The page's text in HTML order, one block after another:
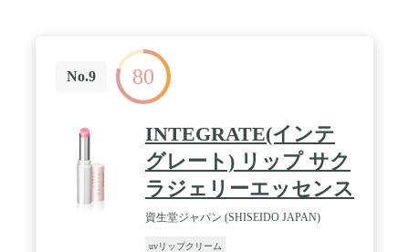
No.9 80
INTEGRATE(インテ
グレート) リップ サク
ラジェリーエッセンス
資生堂ジャパン (SHISEIDO JAPAN)
uvリップクリーム